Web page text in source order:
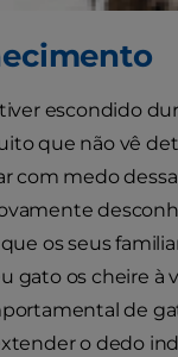
escondido
que não vê
com medo
os seus
gato os cheire à
de
o dedo